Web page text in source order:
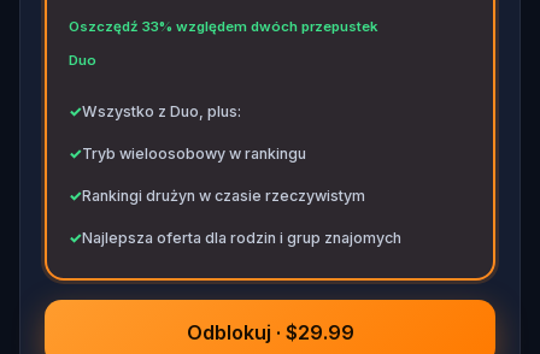
Oszczędź 33% względem dwóch przepustek
Duo
✓Wszystko z Duo, plus:
✓Tryb wieloosobowy w rankingu
✓Rankingi drużyn w czasie rzeczywistym
✓Najlepsza oferta dla rodzin i grup znajomych
Odblokuj · $29.99